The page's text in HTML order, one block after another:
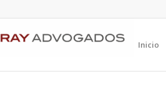
Inicio